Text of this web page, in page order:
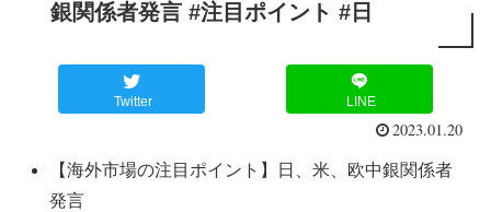
銀関係者発言 #注目ポイント #日
Twitter LINE
2023.01.20
【海外市場の注目ポイント】日、米、欧中銀関係者
発言